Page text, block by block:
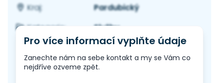
Kraj:
Pardubický
Kategorie:
Služby
Pro více informací vyplňte údaje
Zanechte nám na sebe kontakt a my se Vám co
nejdříve ozveme zpět.